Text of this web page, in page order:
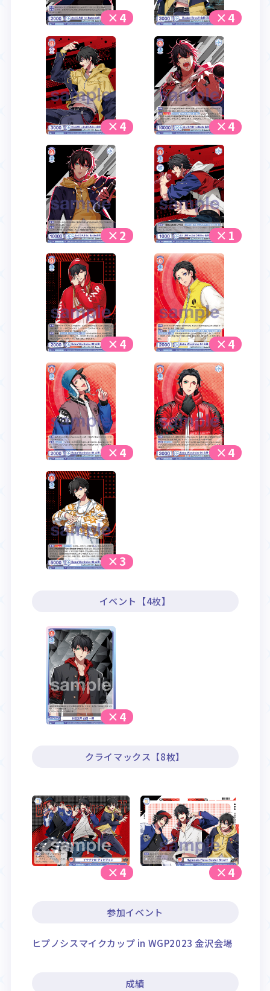
×4 ×4
×4 ×4
×2 ×1
×4 ×4
×4 ×4
×3
イベント【4枚】
×4
クライマックス【8枚】
×4 ×4
参加イベント
ヒプノシスマイクカップ in WGP2023 金沢会場
成績